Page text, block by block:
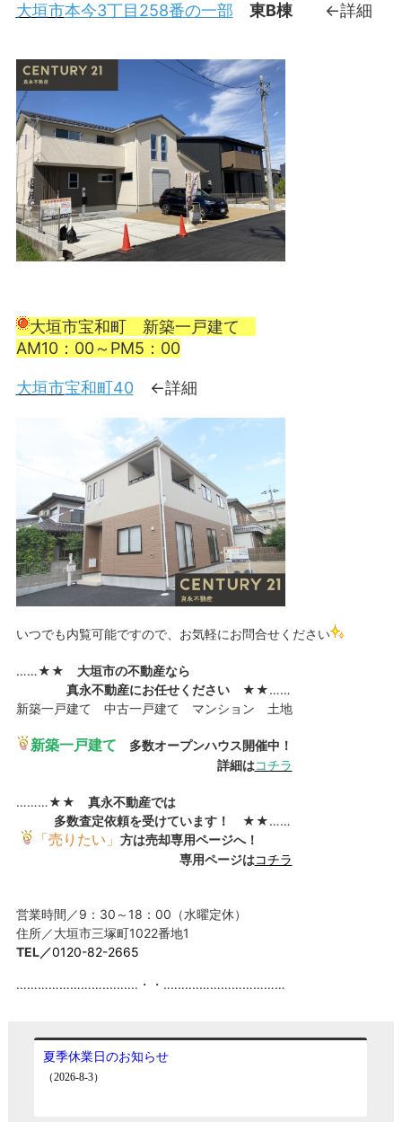
大垣市本今3丁目258番の一部 東B棟 ←詳細
大垣市宝和町 新築一戸建て
AM10：00～PM5：00
大垣市宝和町40 ←詳細
いつでも内覧可能ですので、お気軽にお問合せください
……★★ 大垣市の不動産なら
真永不動産にお任せください★★……
新築一戸建て 中古一戸建て マンション 土地
新築一戸建て
多数オープンハウス開催中！
詳細はコチラ
………★★ 真永不動産では
多数査定依頼を受けています！
★★……
「売りたい」 方は売却専用ページへ！
専用ページはコチラ
営業時間／9：30～18：00（水曜定休）
住所／大垣市三塚町1022番地1
TEL／0120-82-2665
……………………‥‥‥‥‥・・‥‥‥‥‥……………………